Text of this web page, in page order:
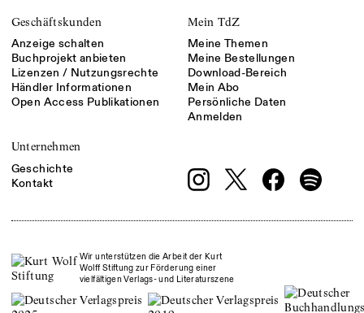
Geschäftskunden
Anzeige schalten
Buchprojekt anbieten
Lizenzen / Nutzungsrechte
Händler Informationen
Open Access Publikationen
Mein TdZ
Meine Themen
Meine Bestellungen
Download-Bereich
Mein Abo
Persönliche Daten
Anmelden
Unternehmen
Geschichte
Kontakt
Wir unterstützen die Arbeit der Kurt
Wolff Stiftung zur Förderung einer
vielfältigen Verlags- und Literaturszene